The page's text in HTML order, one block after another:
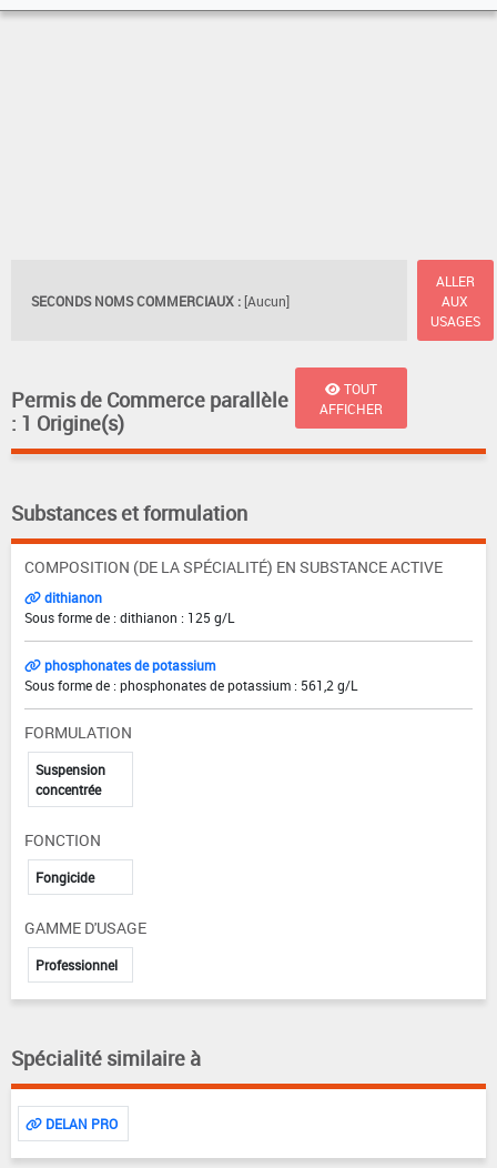
SECONDS NOMS COMMERCIAUX : [Aucun]
ALLER
AUX
USAGES
Permis de Commerce parallèle
: 1 Origine(s)
TOUT
AFFICHER
Substances et formulation
COMPOSITION (DE LA SPÉCIALITÉ) EN SUBSTANCE ACTIVE
dithianon
Sous forme de : dithianon : 125 g/L
phosphonates de potassium
Sous forme de : phosphonates de potassium : 561,2 g/L
FORMULATION
Suspension
concentrée
FONCTION
Fongicide
GAMME D'USAGE
Professionnel
Spécialité similaire à
DELAN PRO